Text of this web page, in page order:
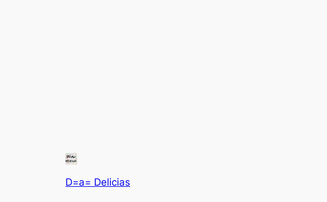
D=a= Delicias